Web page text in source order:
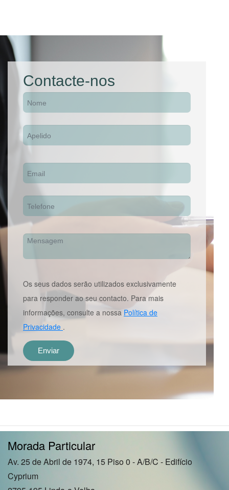
Contacte-nos
Os seus dados serão utilizados exclusivamente
para responder ao seu contacto. Para mais
informações, consulte a nossa Política de
Privacidade .
Morada Particular
Av. 25 de Abril de 1974, 15 Piso 0 - A/B/C - Edifício
Cyprium